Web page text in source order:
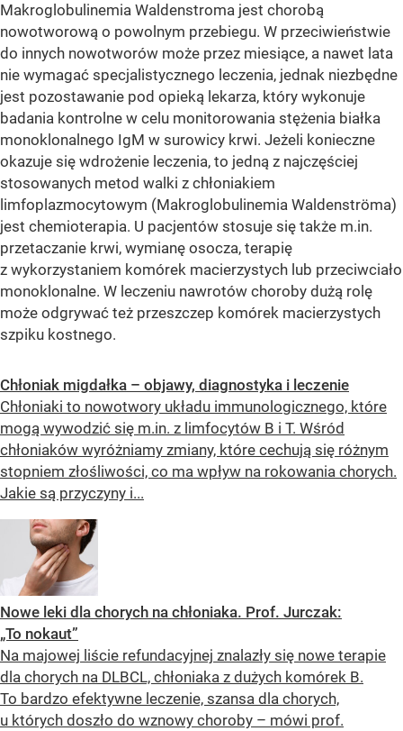
Makroglobulinemia Waldenstroma jest chorobą
nowotworową o powolnym przebiegu. W przeciwieństwie
do innych nowotworów może przez miesiące, a nawet lata
nie wymagać specjalistycznego leczenia, jednak niezbędne
jest pozostawanie pod opieką lekarza, który wykonuje
badania kontrolne w celu monitorowania stężenia białka
monoklonalnego IgM w surowicy krwi. Jeżeli konieczne
okazuje się wdrożenie leczenia, to jedną z najczęściej
stosowanych metod walki z chłoniakiem
limfoplazmocytowym (Makroglobulinemia Waldenströma)
jest chemioterapia. U pacjentów stosuje się także m.in.
przetaczanie krwi, wymianę osocza, terapię
z wykorzystaniem komórek macierzystych lub przeciwciało
monoklonalne. W leczeniu nawrotów choroby dużą rolę
może odgrywać też przeszczep komórek macierzystych
szpiku kostnego.
Chłoniak migdałka – objawy, diagnostyka i leczenie
Chłoniaki to nowotwory układu immunologicznego, które
mogą wywodzić się m.in. z limfocytów B i T. Wśród
chłoniaków wyróżniamy zmiany, które cechują się różnym
stopniem złośliwości, co ma wpływ na rokowania chorych.
Jakie są przyczyny i...
Nowe leki dla chorych na chłoniaka. Prof. Jurczak:
„To nokaut”
Na majowej liście refundacyjnej znalazły się nowe terapie
dla chorych na DLBCL, chłoniaka z dużych komórek B.
To bardzo efektywne leczenie, szansa dla chorych,
u których doszło do wznowy choroby – mówi prof.